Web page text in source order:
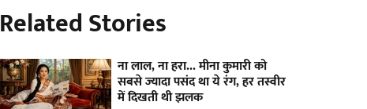
Related Stories
ना लाल, ना हरा... मीना कुमारी को
सबसे ज्यादा पसंद था ये रंग, हर तस्वीर
में दिखती थी झलक